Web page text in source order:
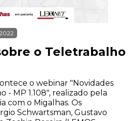
o Teletrabalho
o webinar "Novidades
- MP 1.108", realizado pela
com o Migalhas. Os
Schwartsman, Gustavo